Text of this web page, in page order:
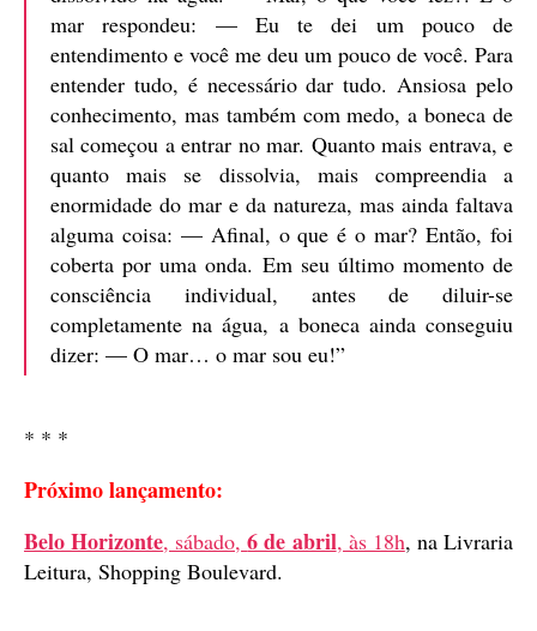
mar respondeu: — Eu te dei um pouco de
entendimento e você me deu um pouco de você. Para
entender tudo, é necessário dar tudo. Ansiosa pelo
conhecimento, mas também com medo, a boneca de
sal começou a entrar no mar. Quanto mais entrava, e
quanto mais se dissolvia, mais compreendia a
enormidade do mar e da natureza, mas ainda faltava
alguma coisa: — Afinal, o que é o mar? Então, foi
coberta por uma onda. Em seu último momento de
consciência individual, antes de diluir-se
completamente na água, a boneca ainda conseguiu
dizer: — O mar… o mar sou eu!”
* * *
Próximo lançamento:
Belo Horizonte, sábado,6 de abril, às 18h, na Livraria
Leitura, Shopping Boulevard.